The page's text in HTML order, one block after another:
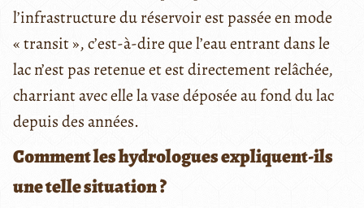
l’infrastructure du réservoir est passée en mode
« transit », c’est-à-dire que l’eau entrant dans le
lac n’est pas retenue et est directement relâchée,
charriant avec elle la vase déposée au fond du lac
depuis des années.
Comment les hydrologues expliquent-ils
une tellesituation ?